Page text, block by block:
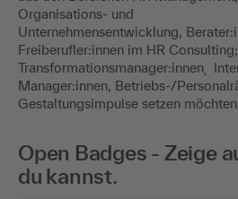
Organisations- und
Unternehmensentwicklung,
Freiberufler:innen im HR Consulting;
Transformationsmanager:innen¸
Manager:innen, Betriebs-/
Gestaltungsimpulse setzen
Open Badges - Zeige
du kannst.